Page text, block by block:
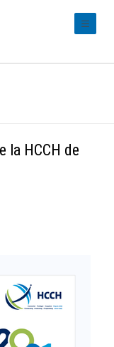
la HCCH de